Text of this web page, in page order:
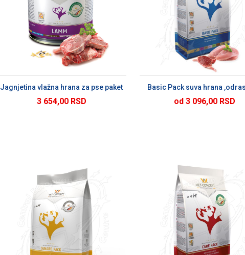
Jagnjetina vlažna hrana za pse paket
3 654,00 RSD
DODAJ U KORPU
Basic Pack suva hrana
od 3 096,00 RSD
DODAJ U KORPU